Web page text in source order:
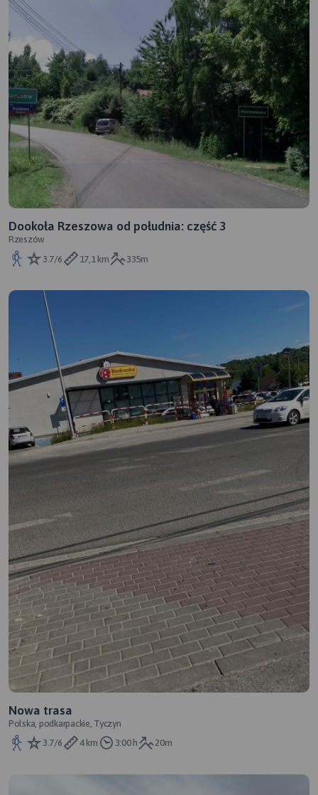
Dookoła Rzeszowa od południa: część 3
Rzeszów
3.7/6
17,1 km 335m
Nowa trasa
Polska, podkarpackie, Tyczyn
3.7/6
4 km 3:00 h 20m